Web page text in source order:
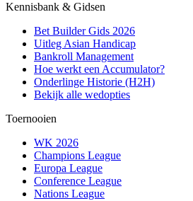
Kennisbank & Gidsen
Bet Builder Gids 2026
Uitleg Asian Handicap
Bankroll Management
Hoe werkt een Accumulator?
Onderlinge Historie (H2H)
Bekijk alle wedopties
Toernooien
WK 2026
Champions League
Europa League
Conference League
Nations League